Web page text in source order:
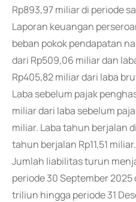
Rp893,97 miliar di periode
Laporan keuangan
beban pokok pendapatan
dari Rp509,06 miliar dan
Rp405,82 miliar dari laba
Laba sebelum pajak
miliar dari laba sebelum
miliar. Laba tahun berjalan
tahun berjalan Rp11,51 miliar.
Jumlah liabilitas turun
periode 30 September
triliun hingga periode 31